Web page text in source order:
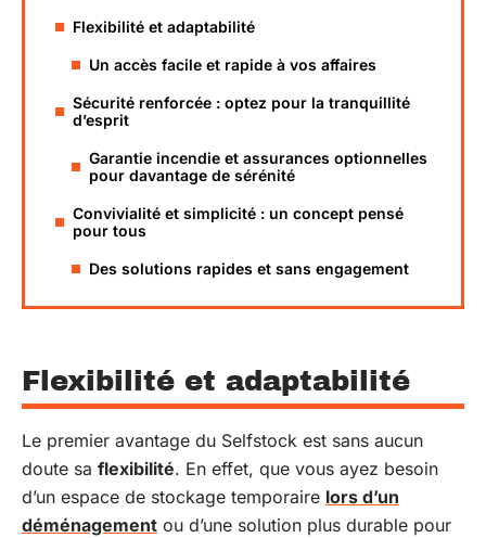
Flexibilité et adaptabilité
Un accès facile et rapide à vos affaires
Sécurité renforcée : optez pour la tranquillité
d’esprit
Garantie incendie et assurances optionnelles
pour davantage de sérénité
Convivialité et simplicité : un concept pensé
pour tous
Des solutions rapides et sans engagement
Flexibilité et adaptabilité
Le premier avantage du Selfstock est sans aucun
doute sa flexibilité. En effet, que vous ayez besoin
d’un espace de stockage temporaire lors d’un
déménagement ou d’une solution plus durable pour